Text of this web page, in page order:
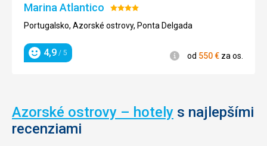
Marina Atlantico Hodnotenie:
4/5
Portugalsko, Azorské ostrovy, Ponta Delgada
Hodnotenie
4,9 / 5 Informácie
od 550€ za os.
Azorské ostrovy – hotely s najlepšími
recenziami